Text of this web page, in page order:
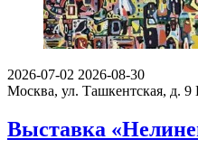
2026-07-02 2026-08-30
Москва, ул. Ташкентская, д. 9
Выставка